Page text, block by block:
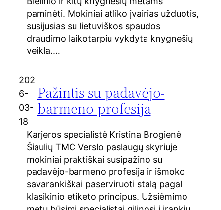
paminėti. Mokiniai atliko įvairias užduotis,
susijusias su lietuviškos spaudos
draudimo laikotarpiu vykdyta knygnešių
veikla.…
202
6-
03-
18
Pažintis su padavėjo-
barmeno profesija
Karjeros specialistė Kristina Brogienė
Šiaulių TMC Verslo paslaugų skyriuje
mokiniai praktiškai susipažino su
padavėjo-barmeno profesija ir išmoko
savarankiškai paserviruoti stalą pagal
klasikinio etiketo principus. Užsiėmimo